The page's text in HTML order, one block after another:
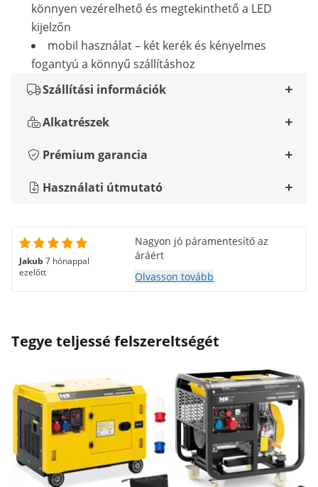
könnyen vezérelhető és megtekinthető a LED
kijelzőn
mobil használat – két kerék és kényelmes
fogantyú a könnyű szállításhoz
Szállítási információk
Alkatrészek
Prémium garancia
Használati útmutató
Jakub 7 hónappal
ezelőtt
Nagyon jó páramentesítő az
áráért
Olvasson tovább
Tegye teljessé felszereltségét